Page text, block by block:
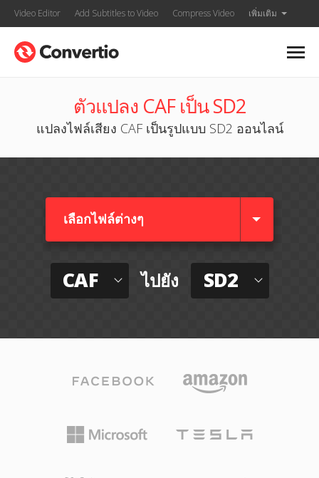
Video Editor Add Subtitles to Video Compress Video เพิ่มเติม
ตัวแปลง CAF เป็น SD2
แปลงไฟล์เสียง CAF เป็นรูปแบบ SD2 ออนไลน์
เลือกไฟล์ต่างๆ​
CAF ไปยัง SD2